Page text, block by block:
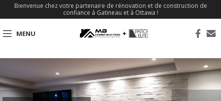
Bienvenue chez votre partenaire de rénovation et de construction de
confiance à Gatineau et à Ottawa !
MENU